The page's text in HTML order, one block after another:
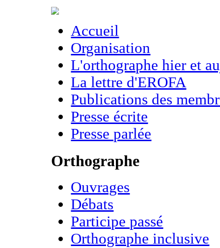
Accueil
Organisation
L'orthographe hier et
La lettre d'EROFA
Publications des
Presse écrite
Presse parlée
Orthographe
Ouvrages
Débats
Participe passé
Orthographe inclusive